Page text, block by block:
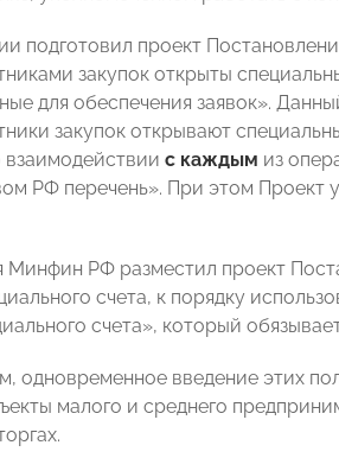
подготовил проект
закупок открыты
для обеспечения заявок».
закупок открывают
с каждым из
РФ перечень». При этом Проект
Минфин РФ разместил проект
счета, к порядку
счета», который
одновременное введение этих
малого и среднего